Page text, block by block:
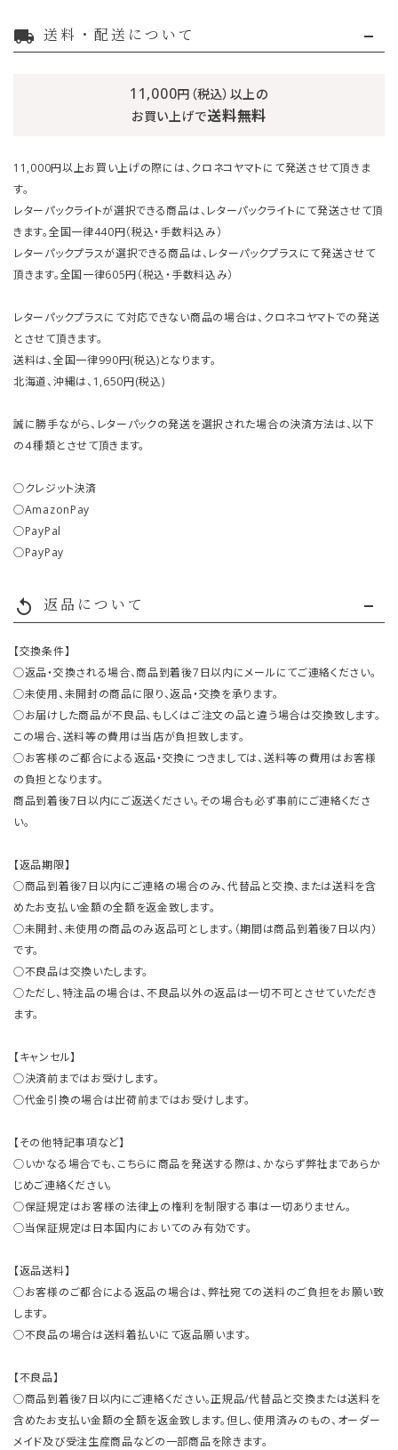
local_shipping 送料・配送について
11,000円（税込）以上の
お買い上げで送料無料
11,000円以上お買い上げの際には、クロネコヤマトにて発送させて頂きま
す。
レターパックライトが選択できる商品は、レターパックライトにて発送させて頂
きます。全国一律440円（税込・手数料込み）
レターパックプラスが選択できる商品は、レターパックプラスにて発送させて
頂きます。全国一律605円（税込・手数料込み）
レターパックプラスにて対応できない商品の場合は、クロネコヤマトでの発送
とさせて頂きます。
送料は、全国一律990円(税込)となります。
北海道、沖縄は、1,650円(税込)
誠に勝手ながら、レターパックの発送を選択された場合の決済方法は、以下
の４種類とさせて頂きます。
○クレジット決済
○AmazonPay
○PayPal
○PayPay
replay 返品について
【交換条件】
○返品・交換される場合、商品到着後7日以内にメールにてご連絡ください。
○未使用、未開封の商品に限り、返品・交換を承ります。
○お届けした商品が不良品、もしくはご注文の品と違う場合は交換致します。
この場合、送料等の費用は当店が負担致します。
○お客様のご都合による返品・交換につきましては、送料等の費用はお客様
の負担となります。
商品到着後7日以内にご返送ください。その場合も必ず事前にご連絡くださ
い。
【返品期限】
○商品到着後7日以内にご連絡の場合のみ、代替品と交換、または送料を含
めたお支払い金額の全額を返金致します。
○未開封、未使用の商品のみ返品可とします。（期間は商品到着後7日以内）
です。
○不良品は交換いたします。
○ただし、特注品の場合は、不良品以外の返品は一切不可とさせていただき
ます。
【キャンセル】
○決済前まではお受けします。
○代金引換の場合は出荷前まではお受けします。
【その他特記事項など】
○いかなる場合でも、こちらに商品を発送する際は、かならず弊社まであらか
じめご連絡ください。
○保証規定はお客様の法律上の権利を制限する事は一切ありません。
○当保証規定は日本国内においてのみ有効です。
【返品送料】
○お客様のご都合による返品の場合は、弊社宛ての送料のご負担をお願い致
します。
○不良品の場合は送料着払いにて返品願います。
【不良品】
○商品到着後7日以内にご連絡ください。正規品/代替品と交換または送料を
含めたお支払い金額の全額を返金致します。但し、使用済みのもの、オーダー
メイド及び受注生産商品などの一部商品を除きます。